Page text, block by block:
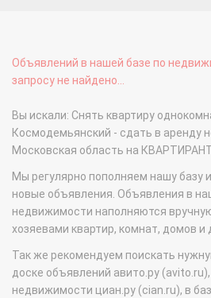
Объявлений в нашей базе по
запросу не найдено...
Вы искали: Снять квартиру
Космодемьянский - сдать в аренду
Московская область на
Мы регулярно пополняем нашу базу
новые объявления. Объявления в
недвижимости наполняются
хозяевами квартир, комнат, домов и
Так же рекомендуем поискать
доске объявлений авито.ру (avito.ru),
недвижимости циан.ру (cian.ru), в